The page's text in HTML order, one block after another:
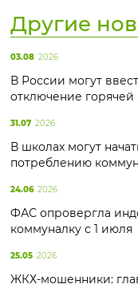
Другие
03.08 2026
В России могут
отключение горячей
31.07 2026
В школах могут
потреблению
24.06 2026
ФАС опровергла
коммуналку с 1 июля
25.05 2026
ЖКХ-мошенники: